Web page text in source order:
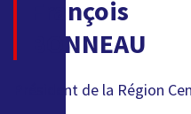
François
BONNEAU
Président de la Région